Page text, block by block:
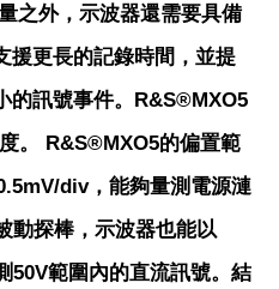
之外，示波器還需要具備
援更長的記錄時間，並提
的訊號事件。R&S®MXO5
。 R&S®MXO5的偏置範
div，能夠量測電源漣
動探棒，示波器也能以
50V範圍內的直流訊號。結